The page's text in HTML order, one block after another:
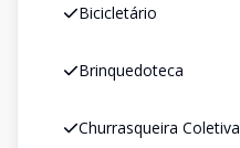
Bicicletário
Brinquedoteca
Churrasqueira Coletiva